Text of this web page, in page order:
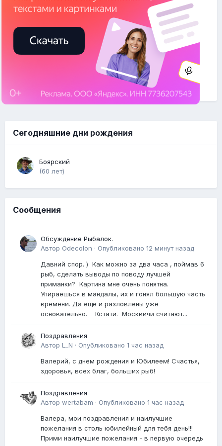
Сегодняшние дни рождения
Боярский
(60 лет)
Сообщения
Обсуждение Рыбалок.
Автор Odecolon · Опубликовано 12 минут назад
Давний спор. ) Как можно за два часа , поймав 6
рыб, сделать выводы по поводу лучшей
приманки? Картина мне очень понятна.
Упираешься в мандалы, их и гонял большую часть
времени. Да еще и разловлены уже
основательно. Кстати. Москвичи считают...
Поздравления
Автор L_N · Опубликовано 1 час назад
Валерий, с днем рождения и Юбилеем! Счастья,
здоровья, всех благ, больших рыб!
Поздравления
Автор wertabam · Опубликовано 1 час назад
Валера, мои поздравления и наилучшие
пожелания в столь юбилейный для тебя день!!!
Прими наилучшие пожелания - в первую очередь